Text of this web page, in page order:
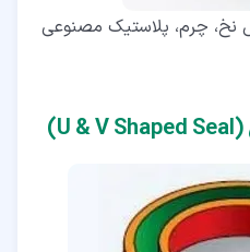
نخ، چرم، پلاستیک مصنوعی